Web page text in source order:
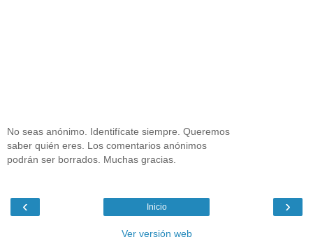
No seas anónimo. Identifícate siempre. Queremos
saber quién eres. Los comentarios anónimos
podrán ser borrados. Muchas gracias.
‹ ›
Inicio
Ver versión web